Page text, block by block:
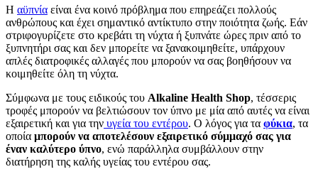
Η αϋπνία είναι ένα κοινό πρόβλημα που επηρεάζει πολλούς
ανθρώπους και έχει σημαντικό αντίκτυπο στην ποιότητα ζωής. Εάν
στριφογυρίζετε στο κρεβάτι τη νύχτα ή ξυπνάτε ώρες πριν από το
ξυπνητήρι σας και δεν μπορείτε να ξανακοιμηθείτε, υπάρχουν
απλές διατροφικές αλλαγές που μπορούν να σας βοηθήσουν να
κοιμηθείτε όλη τη νύχτα.
Σύμφωνα με τους ειδικούς του Alkaline Health Shop, τέσσερις
τροφές μπορούν να βελτιώσουν τον ύπνο με μία από αυτές να είναι
εξαιρετική και για την υγεία του εντέρου. Ο λόγος για τα φύκια, τα
οποία μπορούν να αποτελέσουν εξαιρετικό σύμμαχό σας για
έναν καλύτερο ύπνο, ενώ παράλληλα συμβάλλουν στην
διατήρηση της καλής υγείας του εντέρου σας.